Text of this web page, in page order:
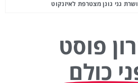
גני גונן מצטרפת לאיזנקוט
פוסט
כולם